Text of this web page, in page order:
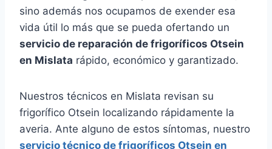
sino además nos ocupamos de exender esa
vida útil lo más que se pueda ofertando un
servicio de reparación de frigoríficos Otsein
en Mislata rápido, económico y garantizado.
Nuestros técnicos en Mislata revisan su
frigorífico Otsein localizando rápidamente la
averia. Ante alguno de estos síntomas, nuestro
servicio técnico de frigoríficos Otsein en